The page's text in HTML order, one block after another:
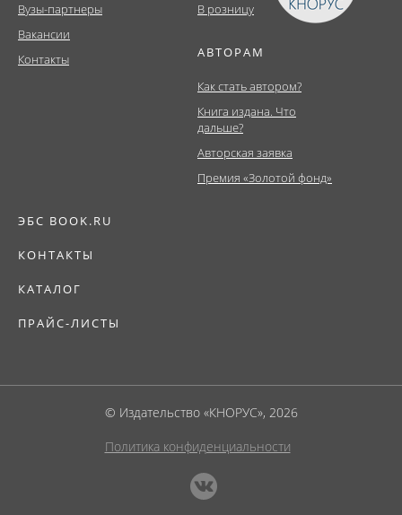
Вузы-партнеры
Вакансии
Контакты
В розницу
АВТОРАМ
Как стать автором?
Книга издана. Что
дальше?
Авторская заявка
Премия «Золотой фонд»
ЭБС BOOK.RU
КОНТАКТЫ
КАТАЛОГ
ПРАЙС-ЛИСТЫ
© Издательство «КНОРУС», 2026
Политика конфиденциальности